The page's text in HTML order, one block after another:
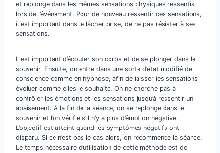
et replonge dans les mêmes sensations physiques ressentis
lors de l’événement. Pour de nouveau ressentir ces sensations,
il est important dans le lâcher prise, de ne pas résister à ses
sensations.
Il est important d’écouter son corps et de se plonger dans le
souvenir. Ensuite, on entre dans une sorte d’état modifié de
conscience comme en hypnose, afin de laisser les sensations
évoluer comme elles le souhaite. On ne cherche pas à
contrôler les émotions et les sensations jusqu’à ressentir un
apaisement. A la fin de la séance, on se replonge dans le
souvenir et l’on vérifie s’il n’y a plus d’émotion négative.
L’objectif est atteint quand les symptômes négatifs ont
disparu. Si ce n’est pas le cas alors, on recommence la séance.
Le temps nécessaire d’utilisation de cette méthode est de